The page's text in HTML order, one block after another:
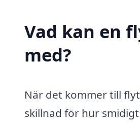
Vad kan en
med?
När det kommer till
skillnad för hur